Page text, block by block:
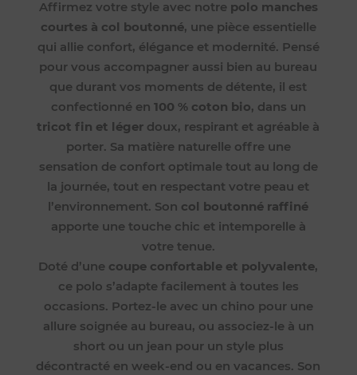
Affirmez votre style avec notre polo manches
courtes à col boutonné, une pièce essentielle
qui allie confort, élégance et modernité. Pensé
pour vous accompagner aussi bien au bureau
que durant vos moments de détente, il est
confectionné en 100 % coton bio, dans un
tricot fin et léger doux, respirant et agréable à
porter. Sa matière naturelle offre une
sensation de confort optimale tout au long de
la journée, tout en respectant votre peau et
l’environnement. Son col boutonné raffiné
apporte une touche chic et intemporelle à
votre tenue.
Doté d’une coupe confortable et polyvalente,
ce polo s’adapte facilement à toutes les
occasions. Portez-le avec un chino pour une
allure soignée au bureau, ou associez-le à un
short ou un jean pour un style plus
décontracté en week-end ou en vacances. Son